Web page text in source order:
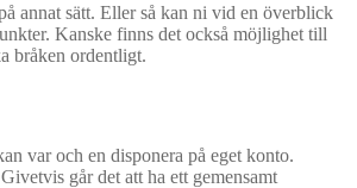
annat sätt. Eller så kan ni vid en överblick
Kanske finns det också möjlighet till
bråken ordentligt.
var och en disponera på eget konto.
går det att ha ett gemensamt